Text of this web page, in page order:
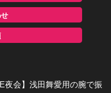
夜会】浅田舞愛用の腕で振